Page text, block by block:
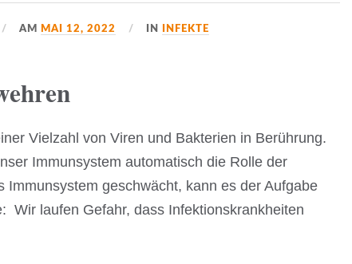
AM MAI 12, 2022 IN INFEKTE
Vielzahl von Viren und Bakterien in Berührung.
Immunsystem automatisch die Rolle der
Immunsystem geschwächt, kann es der Aufgabe
Wir laufen Gefahr, dass Infektionskrankheiten